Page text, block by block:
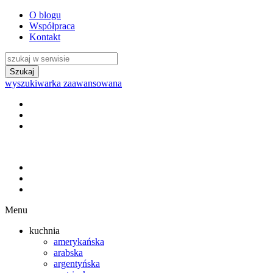
O blogu
Współpraca
Kontakt
wyszukiwarka zaawansowana
Menu
kuchnia
amerykańska
arabska
argentyńska